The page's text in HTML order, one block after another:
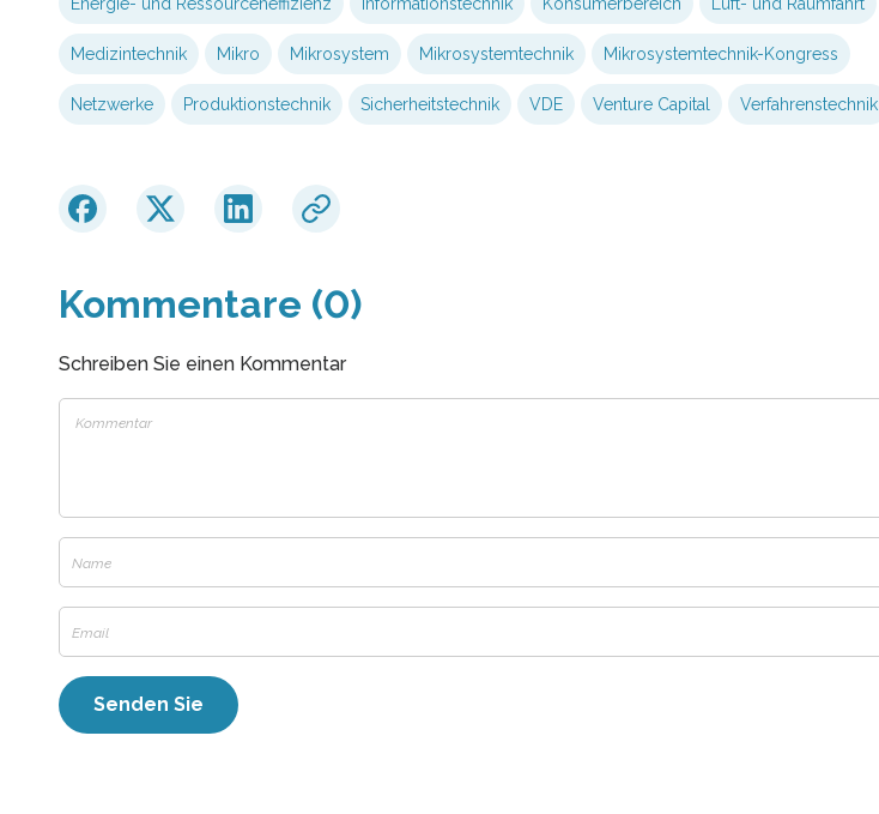
Energie- und Ressourceneffizienz Informationstechnik Konsumerbereich Luft- und Raumfahrt
Medizintechnik Mikro Mikrosystem Mikrosystemtechnik Mikrosystemtechnik-Kongress
Netzwerke Produktionstechnik Sicherheitstechnik VDE Venture Capital Verfahrenstechnik
Kommentare (0)
Schreiben Sie einen Kommentar